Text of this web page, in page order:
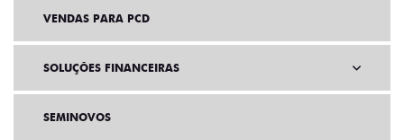
VENDAS PARA PCD
SOLUÇÕES FINANCEIRAS
SEMINOVOS